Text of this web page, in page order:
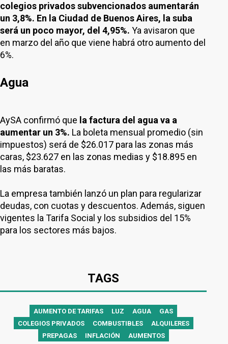
colegios privados subvencionados aumentarán
un 3,8%. En la Ciudad de Buenos Aires, la suba
será un poco mayor, del 4,95%. Ya avisaron que
en marzo del año que viene habrá otro aumento del
6%.
Agua
AySA confirmó que la factura del agua va a
aumentar un 3%. La boleta mensual promedio (sin
impuestos) será de $26.017 para las zonas más
caras, $23.627 en las zonas medias y $18.895 en
las más baratas.
La empresa también lanzó un plan para regularizar
deudas, con cuotas y descuentos. Además, siguen
vigentes la Tarifa Social y los subsidios del 15%
para los sectores más bajos.
TAGS
AUMENTO DE TARIFAS LUZ AGUA
GAS
COLEGIOS PRIVADOS
COMBUSTIBLES
ALQUILERES
PREPAGAS
INFLACIÓN AUMENTOS